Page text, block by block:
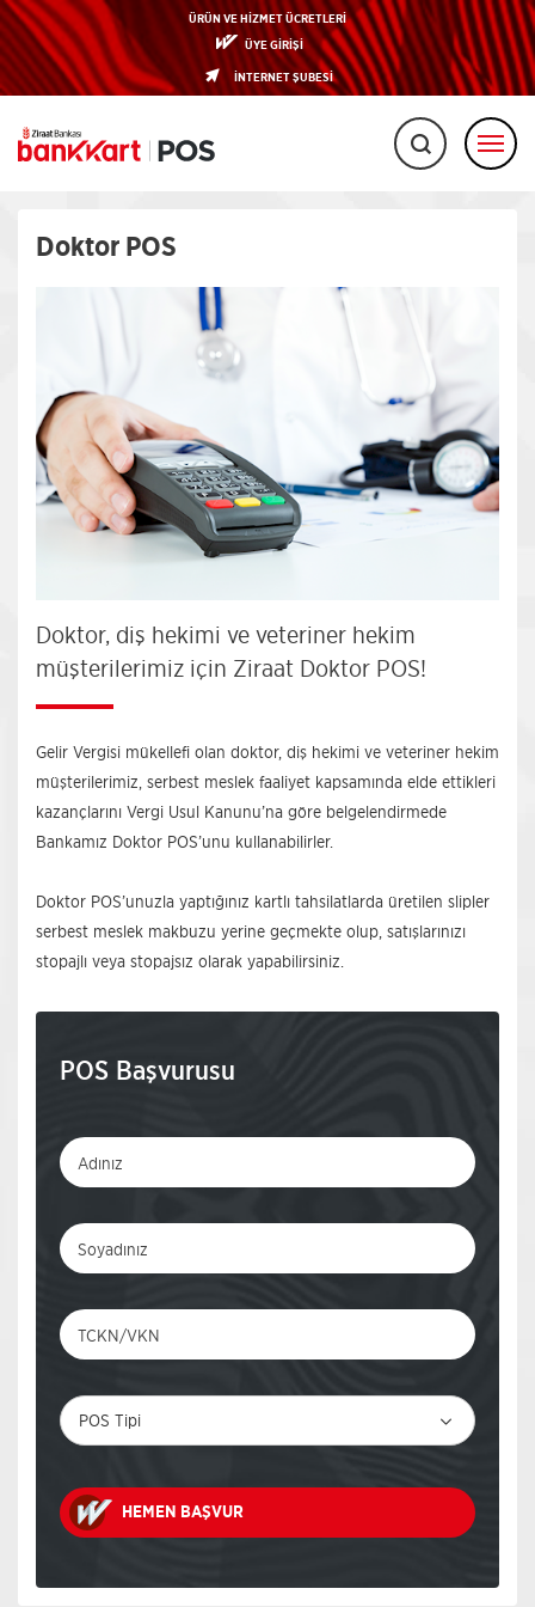
ÜRÜN VE HİZMET ÜCRETLERİ
ÜYE GİRİŞİ
İNTERNET ŞUBESİ
Doktor POS
Doktor, diş hekimi ve veteriner hekim
müşterilerimiz için Ziraat Doktor POS!
Gelir Vergisi mükellefi olan doktor, diş hekimi ve veteriner hekim
müşterilerimiz, serbest meslek faaliyet kapsamında elde ettikleri
kazançlarını Vergi Usul Kanunu’na göre belgelendirmede
Bankamız Doktor POS’unu kullanabilirler.
Doktor POS’unuzla yaptığınız kartlı tahsilatlarda üretilen slipler
serbest meslek makbuzu yerine geçmekte olup, satışlarınızı
stopajlı veya stopajsız olarak yapabilirsiniz.
POS Başvurusu
HEMEN BAŞVUR